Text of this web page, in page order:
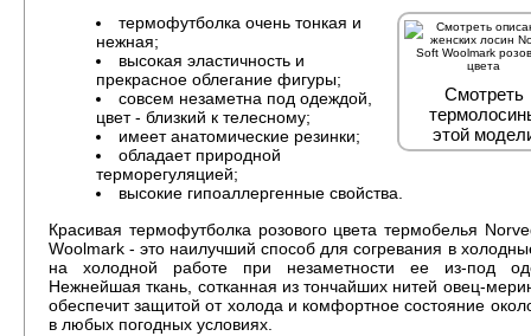
Смотреть
этой
термофутболка очень тонкая и
нежная;
высокая эластичность и
прекрасное облегание фигуры;
совсем незаметна под одеждой,
цвет - близкий к телесному;
имеет анатомические резинки;
обладает природной
терморегуляцией;
высокие гипоаллергенные свойства.
Красивая термофутболка розового цвета термобелья
Woolmark - это наилучший способ для согревания в
на холодной работе при незаметности ее из-под
Нежнейшая ткань, сотканная из тончайших нитей овец-
обеспечит защитой от холода и комфортное состояние
в любых погодных условиях.